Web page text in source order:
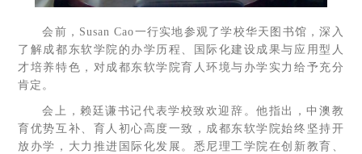
会前，Susan Cao一行实地参观了学校华天图书馆，深入
了解成都东软学院的办学历程、国际化建设成果与应用型人
才培养特色，对成都东软学院育人环境与办学实力给予充分
肯定。
会上，赖廷谦书记代表学校致欢迎辞。他指出，中澳教
育优势互补、育人初心高度一致，成都东软学院始终坚持开
放办学，大力推进国际化发展。悉尼理工学院在创新教育、